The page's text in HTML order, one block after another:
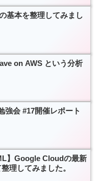
基本を整理してみまし
on AWS という分析
強会 #17開催レポート
】Google Cloudの最新
理してみました。